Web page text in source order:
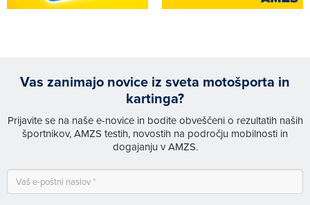
Vas zanimajo novice iz sveta motošporta in
kartinga?
Prijavite se na naše e-novice in bodite obveščeni o rezultatih naših
športnikov, AMZS testih, novostih na področju mobilnosti in
dogajanju v AMZS.